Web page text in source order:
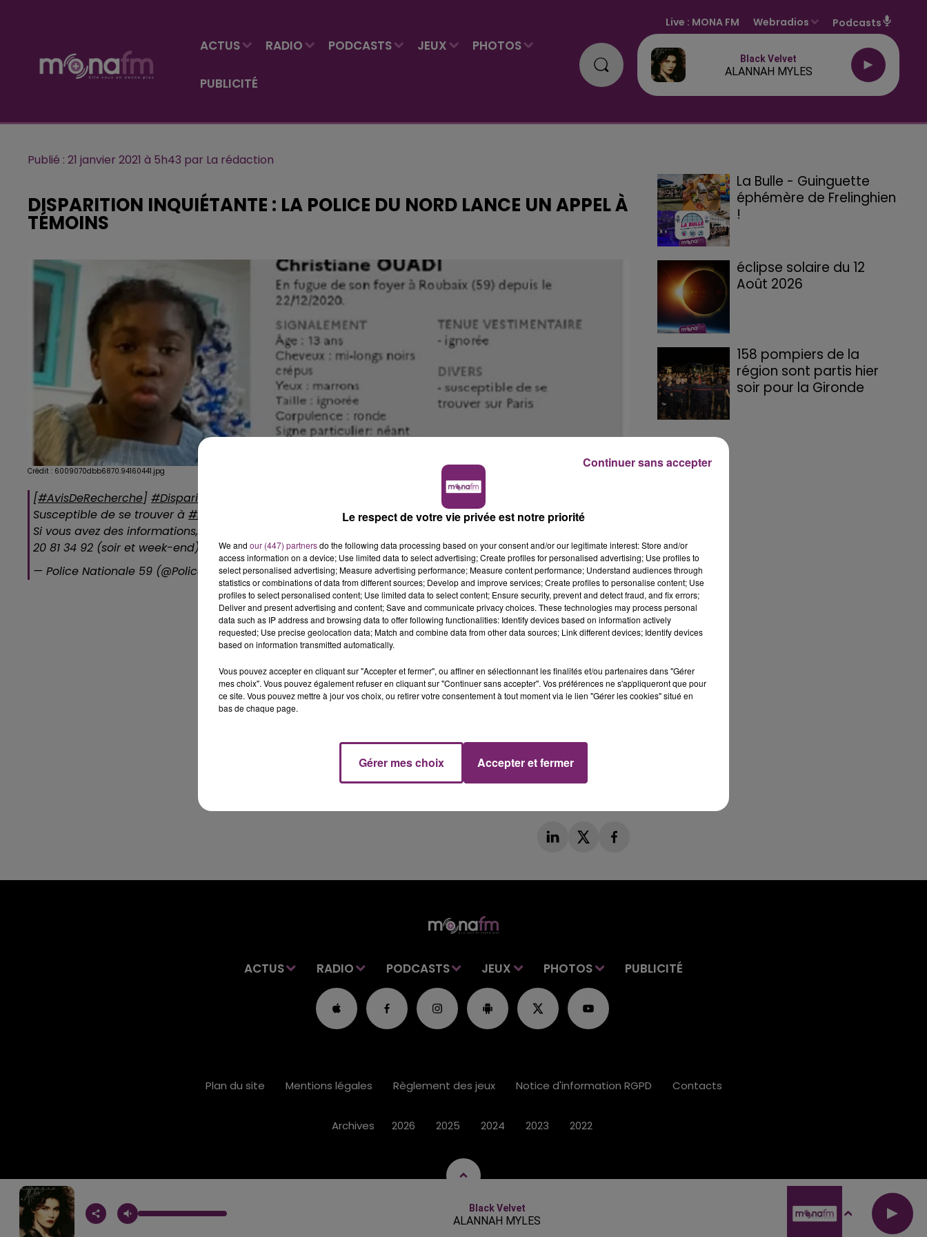
ACTUS RADIO PODCASTS JEUX PHOTOS
PUBLICITÉ
Live : MONA FM Webradios Podcasts
Black Velvet
ALANNAH MYLES
Publié : 21 janvier 2021 à 5h43 par La rédaction
DISPARITION INQUIÉTANTE : LA POLICE DU NORD LANCE UN APPEL À
TÉMOINS
Crédit : 6009070dbb6870.94160441.jpg
[#AvisDeRecherche] #DisparitionInquiétante de Christiane OUADI, 13 ans, disparue à
Susceptible de se trouver à #Paris
Si vous avez des informations, contactez les policiers de Roubaix au 03 20 81 34 09 ou 61 (semaine) ou 03
20 81 34 92 (soir et week-end)
pic.twitter.com/NPKckA7TJZ
— Police Nationale 59 (@PoliceNat59)January 20, 2021
La Bulle - Guinguette
éphémère de Frelinghien
!
éclipse solaire du 12
Août 2026
158 pompiers de la
région sont partis hier
soir pour la Gironde
ACTUS RADIO PODCASTS JEUX PHOTOS PUBLICITÉ
Black Velvet
ALANNAH MYLES
Plan du site Mentions légales Règlement des jeux Notice d'information RGPD Contacts
Archives 2026 2025 2024 2023 2022
Le respect de votre vie privée est notre priorité
We and our (447) partnersdo the following data processing based on your consent and/or our legitimate interest: Store and/or
access information on a device; Use limited data to select advertising; Create profiles for personalised advertising; Use profiles to
select personalised advertising; Measure advertising performance; Measure content performance; Understand audiences through
statistics or combinations of data from different sources; Develop and improve services; Create profiles to personalise content; Use
profiles to select personalised content; Use limited data to select content; Ensure security, prevent and detect fraud, and fix errors;
Deliver and present advertising and content; Save and communicate privacy choices. These technologies may process personal
data such as IP address and browsing data to offer following functionalities: Identify devices based on information actively
requested; Use precise geolocation data; Match and combine data from other data sources; Link different devices; Identify devices
based on information transmitted automatically.
Vous pouvez accepter en cliquant sur "Accepter et fermer", ou affiner en sélectionnant les finalités et/ou partenaires dans "Gérer
mes choix". Vous pouvez également refuser en cliquant sur "Continuer sans accepter". Vos préférences ne s'appliqueront que pour
ce site. Vous pouvez mettre à jour vos choix, ou retirer votre consentement à tout moment via le lien "Gérer les cookies" situé en
bas de chaque page.
Gérer mes choix Accepter et fermer
Continuer sans accepter